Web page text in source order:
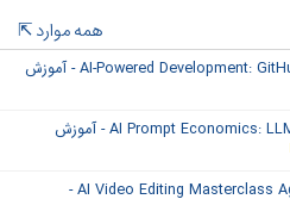
همه موارد
AI-Powered Development: GitHub Copilot in Visual Studio Code - آموزش
AI Prompt Economics: LLM Token Optimization Strategies - آموزش
AI Video Editing Masterclass Agency-Level Workflows Magnific -